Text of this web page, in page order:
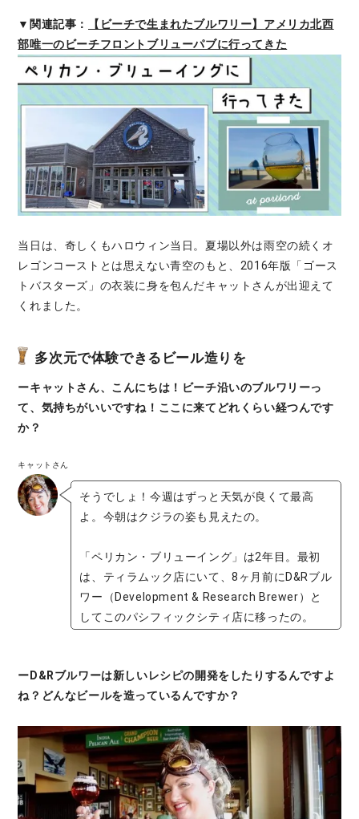
▼関連記事：
【ビーチで生まれたブルワリー】アメリカ北西
部唯一のビーチフロントブリューパブに行ってきた
当日は、奇しくもハロウィン当日。夏場以外は雨空の続くオ
レゴンコーストとは思えない青空のもと、2016年版「ゴース
トバスターズ」の衣装に身を包んだキャットさんが出迎えて
くれました。
多次元で体験できるビール造りを
ーキャットさん、こんにちは！ビーチ沿いのブルワリーっ
て、気持ちがいいですね！ここに来てどれくらい経つんです
か？
キャットさん
そうでしょ！今週はずっと天気が良くて最高
よ。今朝はクジラの姿も見えたの。
「ペリカン・ブリューイング」は2年目。最初
は、ティラムック店にいて、8ヶ月前にD&Rブル
ワー（Development & Research Brewer）と
してこのパシフィックシティ店に移ったの。
ーD&Rブルワーは新しいレシピの開発をしたりするんですよ
ね？どんなビールを造っているんですか？